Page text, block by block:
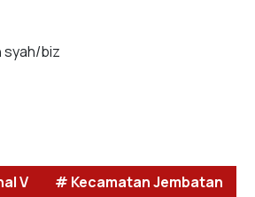
syah/biz
V
# Kecamatan Jembatan